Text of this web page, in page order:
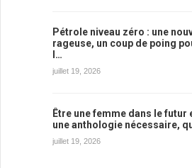
Pétrole niveau zéro : une
rageuse, un coup de poing
l…
juillet 19, 2026
Être une femme dans le futur
une anthologie nécessaire,
juillet 19, 2026